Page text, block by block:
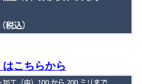
こちらから